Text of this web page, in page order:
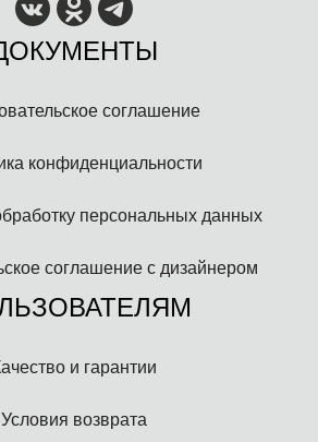
соглашение
конфиденциальности
персональных данных
соглашение с дизайнером
и гарантии
Условия возврата